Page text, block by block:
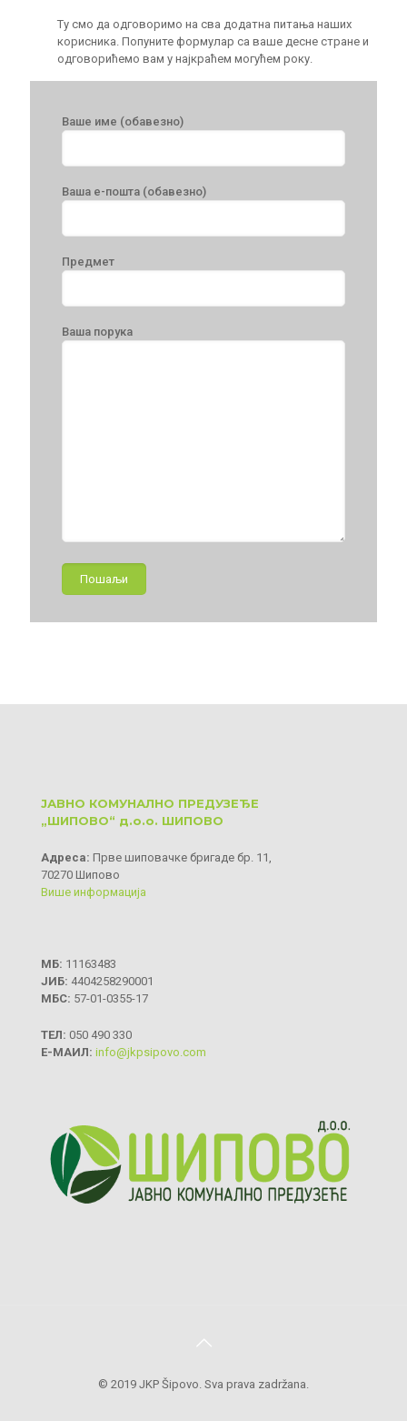
Ту смо да одговоримо на сва додатна питања наших
корисника. Попуните формулар са ваше десне стране и
одговорићемо вам у најкраћем могућем року.
Ваше име (обавезно)
Ваша е-пошта (обавезно)
Предмет
Ваша порука
ЈАВНО КОМУНАЛНО ПРЕДУЗЕЂЕ
„ШИПОВО“ д.о.о. ШИПОВО
Aдреса: Прве шиповачке бригаде бр. 11,
70270 Шипово
Више информација
МБ: 11163483
ЈИБ: 4404258290001
МБС: 57-01-0355-17
ТЕЛ: 050 490 330
Е-МАИЛ: info@jkpsipovo.com
© 2019 JKP Šipovo. Sva prava zadržana.